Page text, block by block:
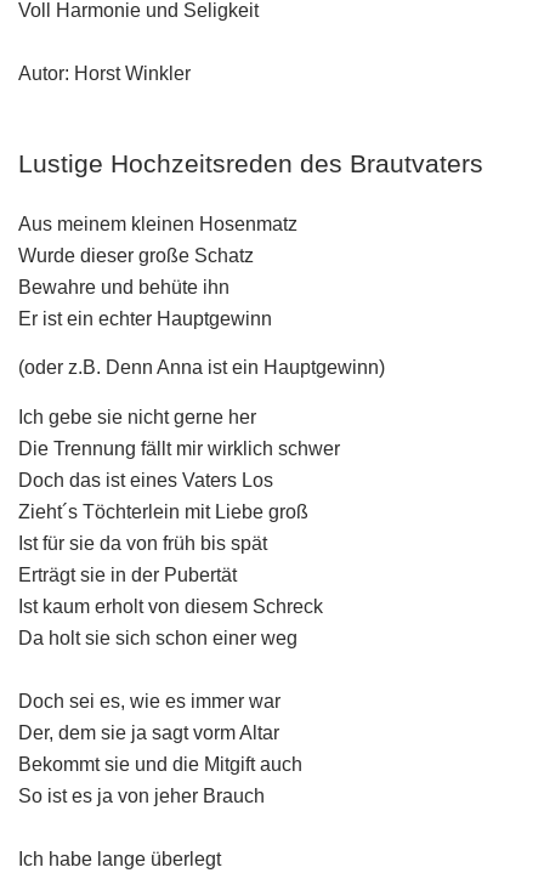
Voll Harmonie und Seligkeit
Autor: Horst Winkler
Lustige Hochzeitsreden des Brautvaters
Aus meinem kleinen Hosenmatz
Wurde dieser große Schatz
Bewahre und behüte ihn
Er ist ein echter Hauptgewinn
(oder z.B. Denn Anna ist ein Hauptgewinn)
Ich gebe sie nicht gerne her
Die Trennung fällt mir wirklich schwer
Doch das ist eines Vaters Los
Zieht´s Töchterlein mit Liebe groß
Ist für sie da von früh bis spät
Erträgt sie in der Pubertät
Ist kaum erholt von diesem Schreck
Da holt sie sich schon einer weg
Doch sei es, wie es immer war
Der, dem sie ja sagt vorm Altar
Bekommt sie und die Mitgift auch
So ist es ja von jeher Brauch
Ich habe lange überlegt